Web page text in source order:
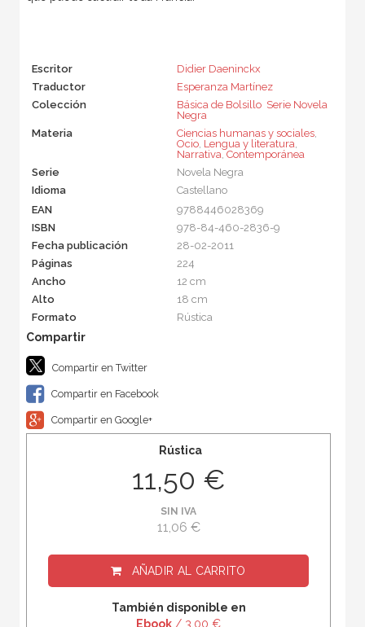
Escritor
Didier Daeninckx
Traductor
Esperanza Martínez
Colección
Básica de Bolsillo  Serie Novela
Negra
Materia
Ciencias humanas y sociales,
Ocio, Lengua y literatura
Narrativa Contemporánea
Serie
Novela Negra
Idioma
Castellano
EAN
9788446028369
ISBN
978-84-460-2836-9
Fecha publicación
28-02-2011
Páginas
224
Ancho
12 cm
Alto
18 cm
Formato
Rústica
Compartir en Twitter
Compartir en Facebook
Compartir en Google+
Rústica
11,50 €
SIN IVA
11,06 €
AÑADIR AL CARRITO
También disponible en
Ebook / 3,00 €